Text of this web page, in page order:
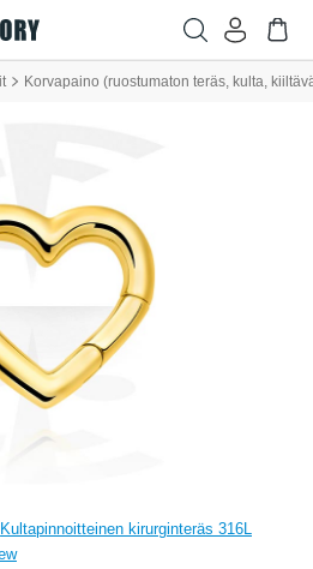
Korvapaino (ruostumaton teräs, kulta,
Kultapinnoitteinen kirurginteräs 316L